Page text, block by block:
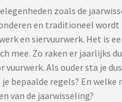
zoals de
en traditioneel
en siervuurwerk. Het is
mee. Zo raken er jaarlijks
vuurwerk. Als ouder sta je
bepaalde regels? En
van de jaarwisseling?